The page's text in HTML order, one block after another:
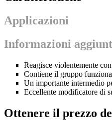
Applicazioni
Informazioni
Reagisce violentemente
Contiene il gruppo
Un importante intermedio
Eccellente modificatore di
Ottenere il prezzo